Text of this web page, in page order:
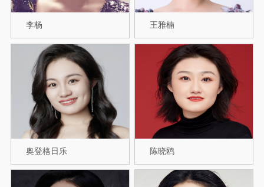
李杨 王雅楠
奥登格日乐 陈晓鸥